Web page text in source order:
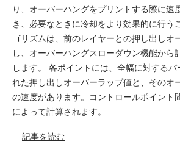
り、オーバーハングをプリントする際に速
き、必要なときに冷却をより効果的に行う
ゴリズムは、前のレイヤーとの押し出しオ
し、オーバーハングスローダウン機能から
します。 各ポイントには、全幅に対するパ
れた押し出しオーバーラップ値と、そのオ
の速度があります。コントロールポイント
によって計算されます。
記事を読む